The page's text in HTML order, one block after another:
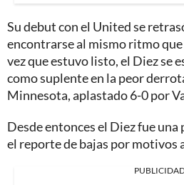
Su debut con el United se
encontrarse al mismo ritmo
vez que estuvo listo, el Diez se
como suplente en la peor
Minnesota, aplastado 6-0 por
Desde entonces el Diez fue
el reporte de bajas por motivos